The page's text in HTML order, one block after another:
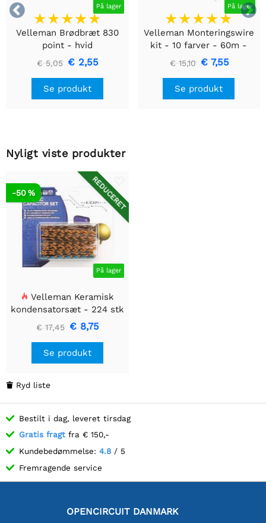

 På lager
Velleman Brødbræt 830
point - hvid
€ 5,05 € 2,55
Se produkt
På lager
Velleman Monteringswire
kit - 10 farver - 60m -
multicore
€ 15,10 € 7,55
Se produkt
Nyligt viste produkter
REDUCERET
På lager
-50 %
Velleman Keramisk
kondensatorsæt - 224 stk
€ 17,45 € 8,75
Se produkt
 Ryd liste
Bestilt i dag, leveret tirsdag
Gratis fragt fra € 150,-
Kundebedømmelse: 4.8 / 5
Fremragende service
OPENCIRCUIT DANMARK